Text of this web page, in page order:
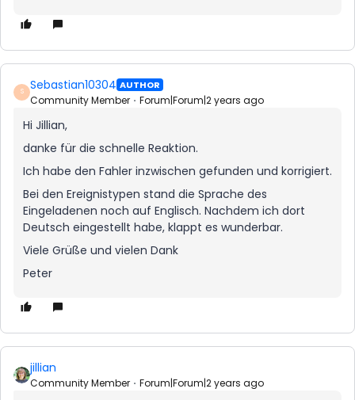
S Sebastian10304 AUTHOR
Community Member Forum|Forum|2 years ago
Hi Jillian,
danke für die schnelle Reaktion.
Ich habe den Fahler inzwischen gefunden und korrigiert.
Bei den Ereignistypen stand die Sprache des
Eingeladenen noch auf Englisch. Nachdem ich dort
Deutsch eingestellt habe, klappt es wunderbar.
Viele Grüße und vielen Dank
Peter
jillian
Community Member Forum|Forum|2 years ago